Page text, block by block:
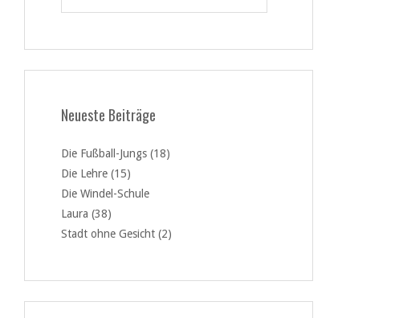
Neueste Beiträge
Die Fußball-Jungs (18)
Die Lehre (15)
Die Windel-Schule
Laura (38)
Stadt ohne Gesicht (2)